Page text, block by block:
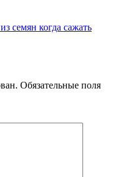
семян когда сажать
Обязательные поля